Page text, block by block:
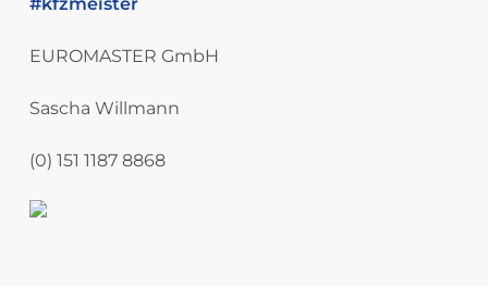
EUROMASTER GmbH
Sascha Willmann
(0) 151 1187 8868